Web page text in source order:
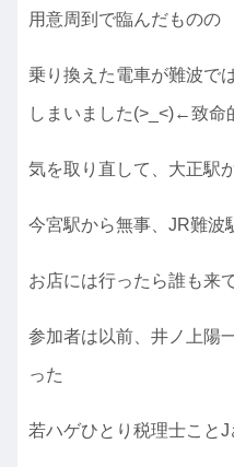
用意周到で臨んだものの
乗り換えた電車が難波で
しまいました(>_<)←致命
気を取り直して、大正駅
今宮駅から無事、JR難波
お店には行ったら誰も来
参加者は以前、井ノ上陽
った
若ハゲひとり税理士ことJ